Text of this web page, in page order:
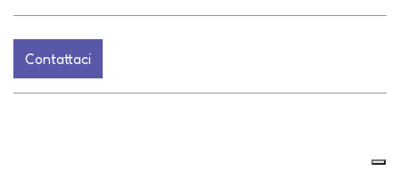
Contattaci